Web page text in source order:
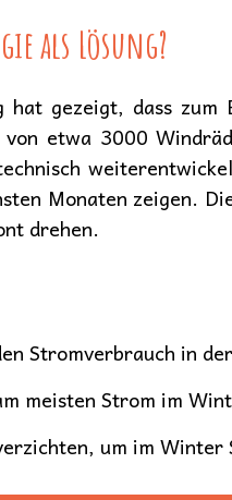
als Lösung?
hat gezeigt, dass
etwa 3000
Monaten zeigen.
drehen.
Stromverbrauch in
meisten Strom im
um im Winter